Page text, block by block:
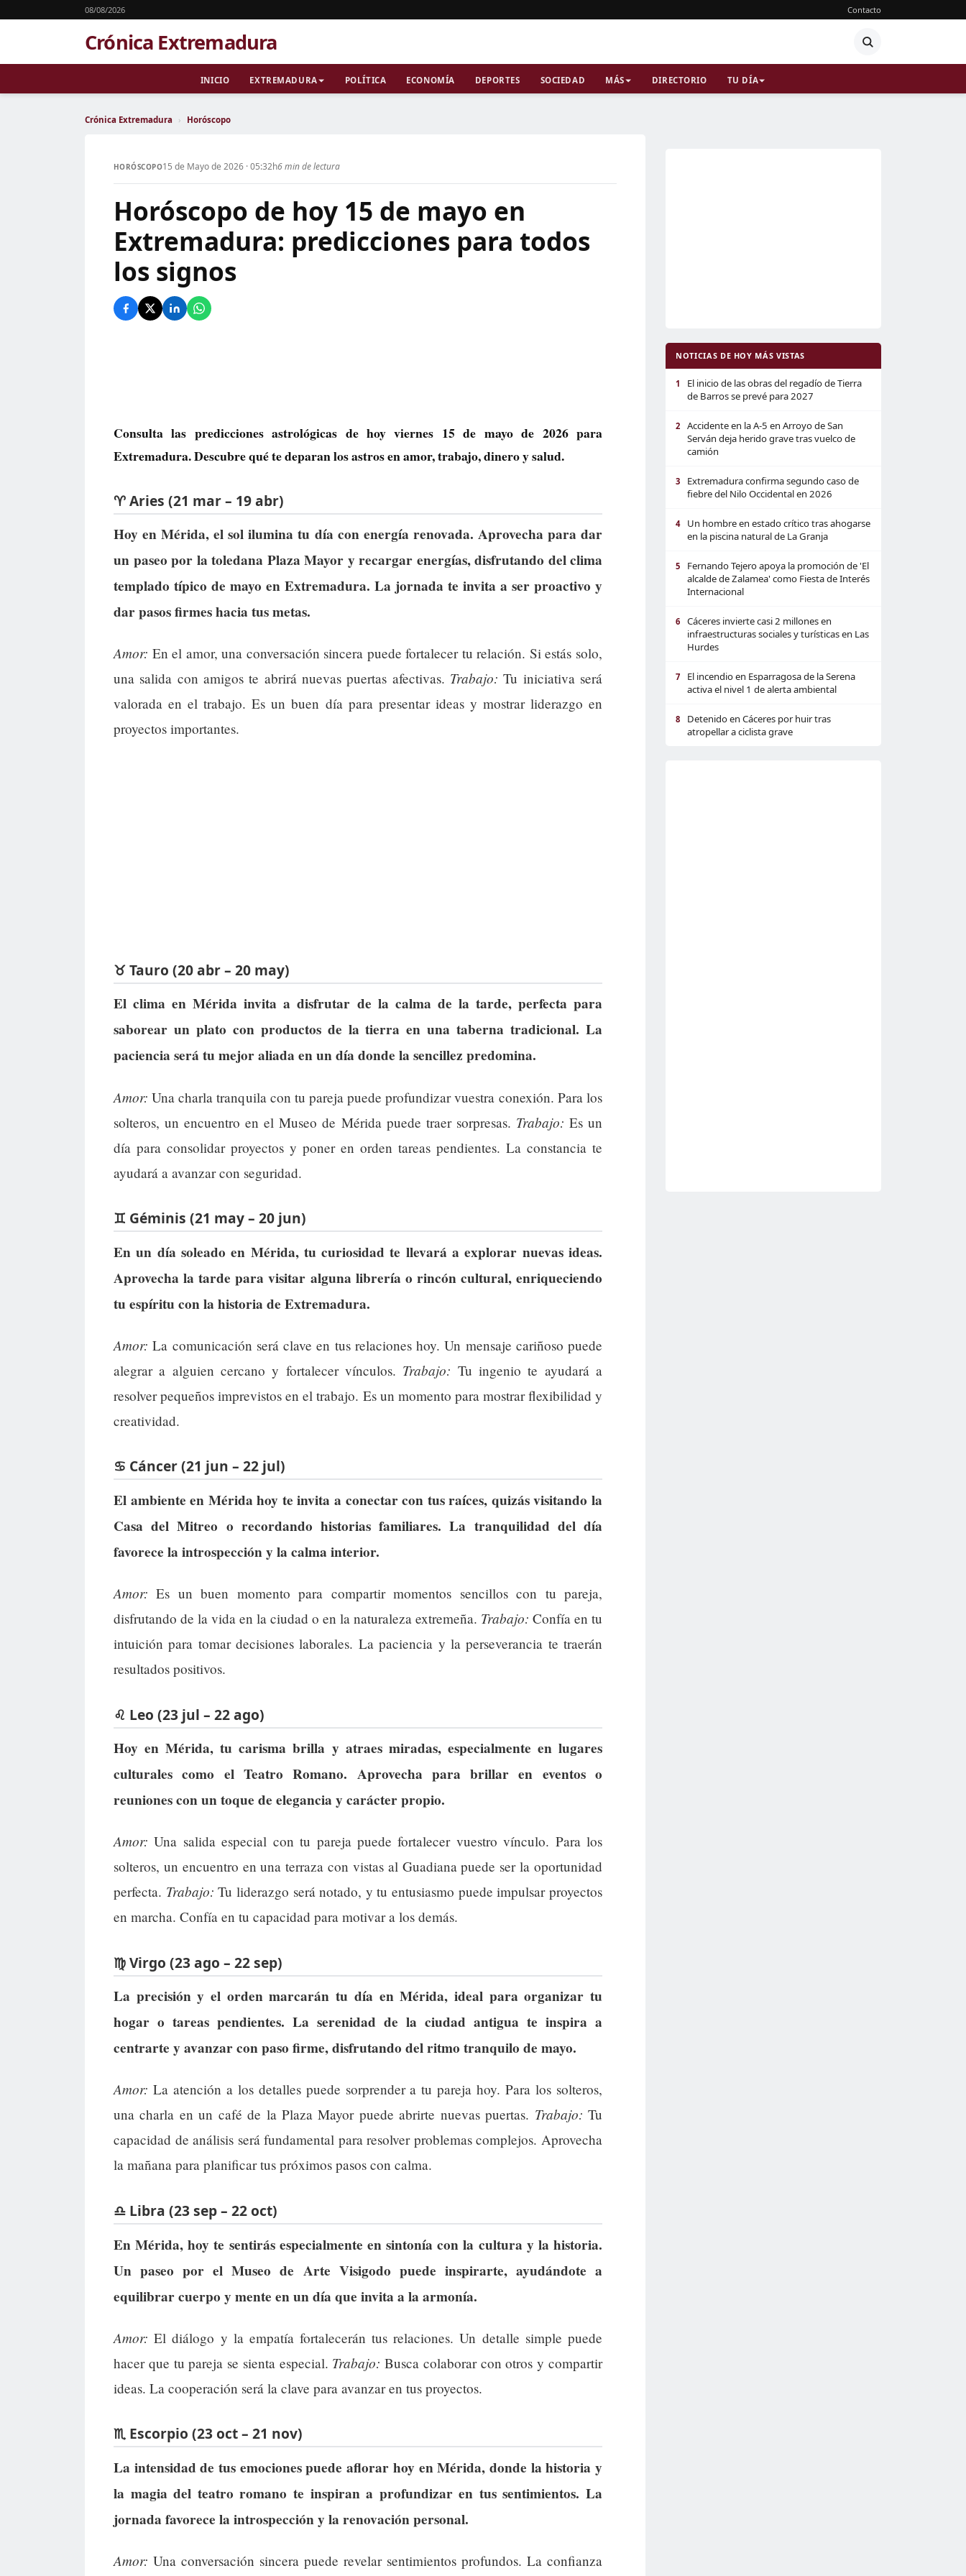
08/08/2026 Contacto
Crónica Extremadura
INICIO EXTREMADURA POLÍTICA ECONOMÍA DEPORTES SOCIEDAD MÁS DIRECTORIO TU DÍA
Crónica Extremadura › Horóscopo
HORÓSCOPO15 de Mayo de 2026 · 05:32h6 min de lectura
Horóscopo de hoy 15 de mayo en
Extremadura: predicciones para todos
los signos
Consulta las predicciones astrológicas de hoy viernes 15 de mayo de 2026 para
Extremadura. Descubre qué te deparan los astros en amor, trabajo, dinero y salud.
♈ Aries (21 mar – 19 abr)
Hoy en Mérida, el sol ilumina tu día con energía renovada. Aprovecha para dar
un paseo por la toledana Plaza Mayor y recargar energías, disfrutando del clima
templado típico de mayo en Extremadura. La jornada te invita a ser proactivo y
dar pasos firmes hacia tus metas.
Amor: En el amor, una conversación sincera puede fortalecer tu relación. Si estás solo,
una salida con amigos te abrirá nuevas puertas afectivas. Trabajo: Tu iniciativa será
valorada en el trabajo. Es un buen día para presentar ideas y mostrar liderazgo en
proyectos importantes.
♉ Tauro (20 abr – 20 may)
El clima en Mérida invita a disfrutar de la calma de la tarde, perfecta para
saborear un plato con productos de la tierra en una taberna tradicional. La
paciencia será tu mejor aliada en un día donde la sencillez predomina.
Amor: Una charla tranquila con tu pareja puede profundizar vuestra conexión. Para los
solteros, un encuentro en el Museo de Mérida puede traer sorpresas. Trabajo: Es un
día para consolidar proyectos y poner en orden tareas pendientes. La constancia te
ayudará a avanzar con seguridad.
♊ Géminis (21 may – 20 jun)
En un día soleado en Mérida, tu curiosidad te llevará a explorar nuevas ideas.
Aprovecha la tarde para visitar alguna librería o rincón cultural, enriqueciendo
tu espíritu con la historia de Extremadura.
Amor: La comunicación será clave en tus relaciones hoy. Un mensaje cariñoso puede
alegrar a alguien cercano y fortalecer vínculos. Trabajo: Tu ingenio te ayudará a
resolver pequeños imprevistos en el trabajo. Es un momento para mostrar flexibilidad y
creatividad.
♋ Cáncer (21 jun – 22 jul)
El ambiente en Mérida hoy te invita a conectar con tus raíces, quizás visitando la
Casa del Mitreo o recordando historias familiares. La tranquilidad del día
favorece la introspección y la calma interior.
Amor: Es un buen momento para compartir momentos sencillos con tu pareja,
disfrutando de la vida en la ciudad o en la naturaleza extremeña. Trabajo: Confía en tu
intuición para tomar decisiones laborales. La paciencia y la perseverancia te traerán
resultados positivos.
♌ Leo (23 jul – 22 ago)
Hoy en Mérida, tu carisma brilla y atraes miradas, especialmente en lugares
culturales como el Teatro Romano. Aprovecha para brillar en eventos o
reuniones con un toque de elegancia y carácter propio.
Amor: Una salida especial con tu pareja puede fortalecer vuestro vínculo. Para los
solteros, un encuentro en una terraza con vistas al Guadiana puede ser la oportunidad
perfecta. Trabajo: Tu liderazgo será notado, y tu entusiasmo puede impulsar proyectos
en marcha. Confía en tu capacidad para motivar a los demás.
♍ Virgo (23 ago – 22 sep)
La precisión y el orden marcarán tu día en Mérida, ideal para organizar tu
hogar o tareas pendientes. La serenidad de la ciudad antigua te inspira a
centrarte y avanzar con paso firme, disfrutando del ritmo tranquilo de mayo.
Amor: La atención a los detalles puede sorprender a tu pareja hoy. Para los solteros,
una charla en un café de la Plaza Mayor puede abrirte nuevas puertas. Trabajo: Tu
capacidad de análisis será fundamental para resolver problemas complejos. Aprovecha
la mañana para planificar tus próximos pasos con calma.
♎ Libra (23 sep – 22 oct)
En Mérida, hoy te sentirás especialmente en sintonía con la cultura y la historia.
Un paseo por el Museo de Arte Visigodo puede inspirarte, ayudándote a
equilibrar cuerpo y mente en un día que invita a la armonía.
Amor: El diálogo y la empatía fortalecerán tus relaciones. Un detalle simple puede
hacer que tu pareja se sienta especial. Trabajo: Busca colaborar con otros y compartir
ideas. La cooperación será la clave para avanzar en tus proyectos.
♏ Escorpio (23 oct – 21 nov)
La intensidad de tus emociones puede aflorar hoy en Mérida, donde la historia y
la magia del teatro romano te inspiran a profundizar en tus sentimientos. La
jornada favorece la introspección y la renovación personal.
Amor: Una conversación sincera puede revelar sentimientos profundos. La confianza
NOTICIAS DE HOY MÁS VISTAS
1
El inicio de las obras del regadío de Tierra
de Barros se prevé para 2027
2
Accidente en la A-5 en Arroyo de San
Serván deja herido grave tras vuelco de
camión
3
Extremadura confirma segundo caso de
fiebre del Nilo Occidental en 2026
4
Un hombre en estado crítico tras ahogarse
en la piscina natural de La Granja
5
Fernando Tejero apoya la promoción de 'El
alcalde de Zalamea' como Fiesta de Interés
Internacional
6
Cáceres invierte casi 2 millones en
infraestructuras sociales y turísticas en Las
Hurdes
7
El incendio en Esparragosa de la Serena
activa el nivel 1 de alerta ambiental
8
Detenido en Cáceres por huir tras
atropellar a ciclista grave